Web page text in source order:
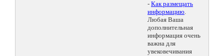
- Как размещать
информацию.
Любая Ваша
дополнительная
информация очень
важна для
увековечивания